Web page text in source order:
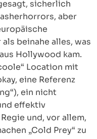
sicherlich
aber
beinahe alles, was
Hollywood kam.
Location mit
eine Referenz
ein nicht
effektiv
und, vor allem,
„Cold Prey“ zu